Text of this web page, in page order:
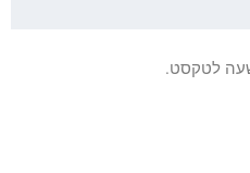
לטקסט.